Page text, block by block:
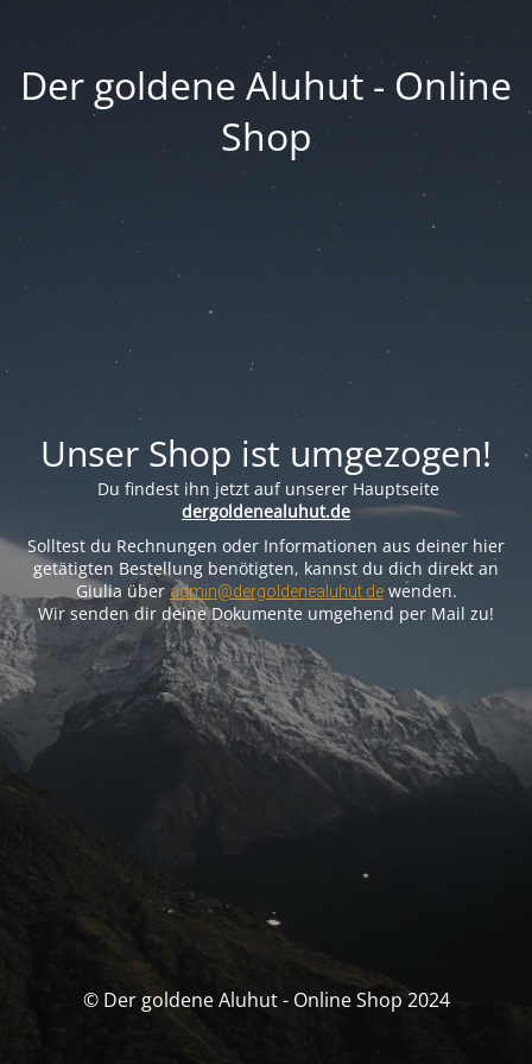
Der goldene Aluhut - Online
Shop
Unser Shop ist umgezogen!
Du findest ihn jetzt auf unserer Hauptseite
dergoldenealuhut.de
Solltest du Rechnungen oder Informationen aus deiner hier
getätigten Bestellung benötigten, kannst du dich direkt an
Giulia über admin@dergoldenealuhut.dewenden.
Wir senden dir deine Dokumente umgehend per Mail zu!
© Der goldene Aluhut - Online Shop 2024